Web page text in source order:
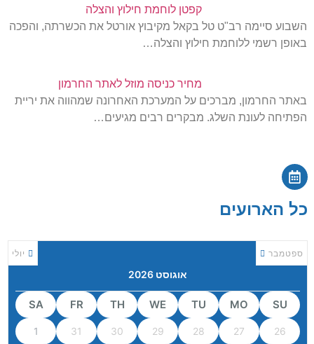
קפטן לוחמת חילוץ והצלה
השבוע סיימה רב"ט טל בקאל מקיבוץ אורטל את הכשרתה, והפכה
באופן רשמי ללוחמת חילוץ והצלה…
מחיר כניסה מוזל לאתר החרמון
באתר החרמון, מברכים על המערכת האחרונה שמהווה את יריית
הפתיחה לעונת השלג. מבקרים רבים מגיעים…
כל הארועים
יולי
אוגוסט 2026
ספטמבר
SU
MO
TU
WE
TH
FR
SA
26
27
28
29
30
31
1